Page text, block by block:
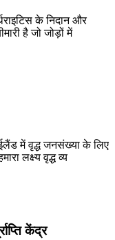
के निदान और
है जो जोड़ों में
में वृद्ध जनसंख्या के लिए
लक्ष्य वृद्ध व्य
केंद्र